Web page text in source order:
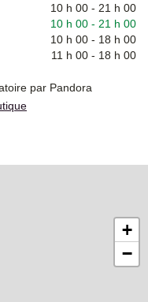
10 h 00 - 21 h 00
10 h 00 - 21 h 00
10 h 00 - 18 h 00
11 h 00 - 18 h 00
par Pandora
+
−